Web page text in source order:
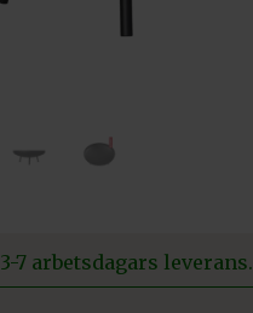
3-7 arbetsdagars leverans.